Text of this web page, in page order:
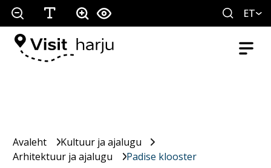
ET
Avaleht
Kultuur ja ajalugu
Arhitektuur ja ajalugu
Padise klooster